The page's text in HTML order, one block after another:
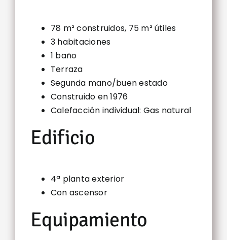
78 m² construidos, 75 m² útiles
3 habitaciones
1 baño
Terraza
Segunda mano/buen estado
Construido en 1976
Calefacción individual: Gas natural
Edificio
4ª planta exterior
Con ascensor
Equipamiento